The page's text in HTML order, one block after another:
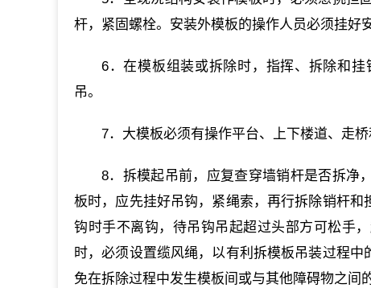
杆，紧固螺栓。安装外模板的操作人员必须挂好
6．在模板组装或拆除时，指挥、拆除和
吊。
7．大模板必须有操作平台、上下楼道、走
8．拆模起吊前，应复查穿墙销杆是否拆净
板时，应先挂好吊钩，紧绳索，再行拆除销杆
钩时手不离钩，待吊钩吊起超过头部方可松手
时，必须设置缆风绳，以有利拆模板吊装过程
免在拆除过程中发生模板间或与其他障碍物之间